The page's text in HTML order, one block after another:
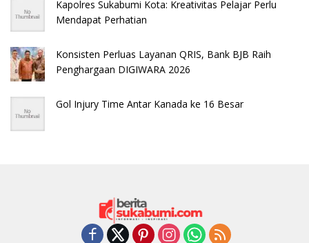
Kapolres Sukabumi Kota: Kreativitas Pelajar Perlu
Mendapat Perhatian
Konsisten Perluas Layanan QRIS, Bank BJB Raih
Penghargaan DIGIWARA 2026
Gol Injury Time Antar Kanada ke 16 Besar